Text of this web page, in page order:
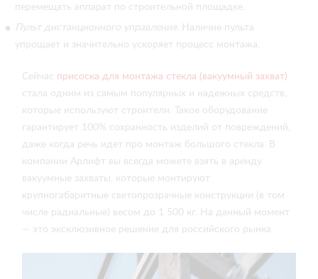
перемещать аппарат по строительной площадке.
Пульт дистанционного управления. Наличие пульта
упрощает и значительно ускоряет процесс монтажа.
Сейчас присоска для монтажа стекла (вакуумный захват)
стала одним из самым популярных и надежных средств,
которые используют строители. Такое оборудование
гарантирует 100% сохранность изделий от повреждений,
даже когда речь идет про монтаж большого стекла. В
компании Арлифт вы всегда можете взять в аренду
вакуумные захваты, которые монтируют
крупногабаритные светопрозрачные конструкции (в том
числе радиальные) весом до 1 500 кг. На данный момент
— это эксклюзивное решение для российского рынка.